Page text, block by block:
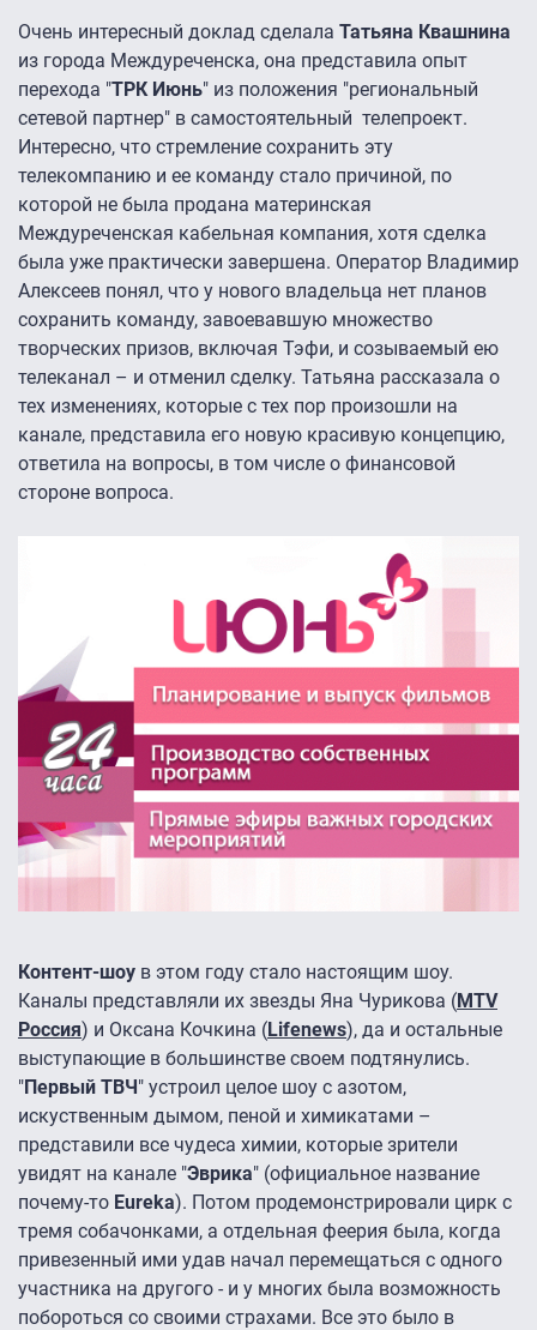
Очень интересный доклад сделала Татьяна Квашнина
из города Междуреченска, она представила опыт
перехода "ТРК Июнь" из положения "региональный
сетевой партнер" в самостоятельный телепроект.
Интересно, что стремление сохранить эту
телекомпанию и ее команду стало причиной, по
которой не была продана материнская
Междуреченская кабельная компания, хотя сделка
была уже практически завершена. Оператор Владимир
Алексеев понял, что у нового владельца нет планов
сохранить команду, завоевавшую множество
творческих призов, включая Тэфи, и созываемый ею
телеканал – и отменил сделку. Татьяна рассказала о
тех изменениях, которые с тех пор произошли на
канале, представила его новую красивую концепцию,
ответила на вопросы, в том числе о финансовой
стороне вопроса.
Контент-шоу в этом году стало настоящим шоу.
Каналы представляли их звезды Яна Чурикова (MTV
Россия) и Оксана Кочкина (Lifenews), да и остальные
выступающие в большинстве своем подтянулись.
"Первый ТВЧ" устроил целое шоу с азотом,
искуственным дымом, пеной и химикатами –
представили все чудеса химии, которые зрители
увидят на канале "Эврика" (официальное название
почему-то Eureka). Потом продемонстрировали цирк с
тремя собачонками, а отдельная феерия была, когда
привезенный ими удав начал перемещаться с одного
участника на другого - и у многих была возможность
побороться со своими страхами. Все это было в